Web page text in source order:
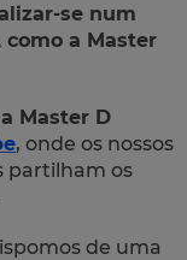
se num
a Master
Master D
, onde os nossos
partilham os
de uma